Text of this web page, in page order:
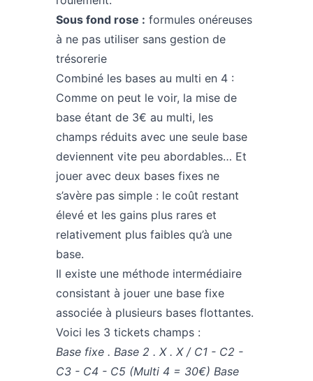
Sous fond rose : formules onéreuses
à ne pas utiliser sans gestion de
trésorerie
Combiné les bases au multi en 4 :
Comme on peut le voir, la mise de
base étant de 3€ au multi, les
champs réduits avec une seule base
deviennent vite peu abordables… Et
jouer avec deux bases fixes ne
s’avère pas simple : le coût restant
élevé et les gains plus rares et
relativement plus faibles qu’à une
base.
Il existe une méthode intermédiaire
consistant à jouer une base fixe
associée à plusieurs bases flottantes.
Voici les 3 tickets champs :
Base fixe . Base 2 . X . X / C1 - C2 -
C3 - C4 - C5 (Multi 4 = 30€) Base